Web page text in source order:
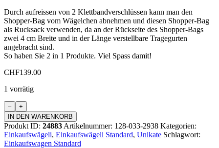
Durch aufreissen von 2 Klettbandverschlüssen kann man den
Shopper-Bag vom Wägelchen abnehmen und diesen Shopper-Bag
als Rucksack verwenden, da an der Rückseite des Shopper-Bags
zwei 4 cm Breite und in der Länge verstellbare Tragegurten
angebracht sind.
So haben Sie 2 in 1 Produkte. Viel Spass damit!
CHF139.00
1 vorrätig
Einkaufswagen
Standard
Menge
IN DEN WARENKORB
Produkt ID: 24883 Artikelnummer: 128-033-2938 Kategorien:
Einkaufswägeli, Einkaufswägeli Standard, Unikate Schlagwort:
Einkaufswagen Standard